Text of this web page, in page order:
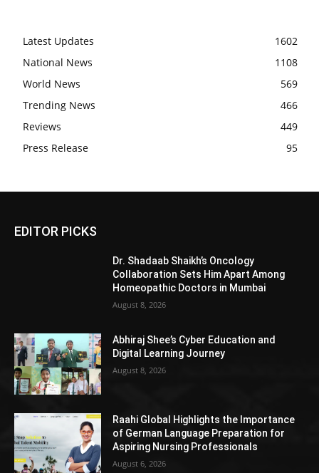
Latest Updates
1602
National News
1108
World News
569
Trending News
466
Reviews
449
Press Release
95
EDITOR PICKS
Dr. Shadaab Shaikh’s Oncology
Collaboration Sets Him Apart Among
Homeopathic Doctors in Mumbai
August 8, 2026
Abhiraj Shee’s Cyber Education and
Digital Learning Journey
August 8, 2026
Raahi Global Highlights the Importance
of German Language Preparation for
Aspiring Nursing Professionals
August 6, 2026